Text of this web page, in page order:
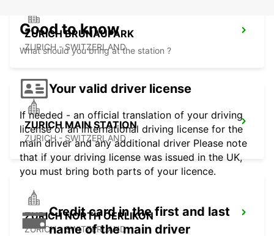
ZURICH BRUNAUPARK
ZURICH - SWITZERLAND
ZURICH MAIN STATION
ZURICH - SWITZERLAND
ZURICH NORTH OERLIKON
ZURICH - SWITZERLAND
Good to know
What should you bring at the station ?
Your valid driver license
If needed - an official translation of your driving
license or an international driving license for the
main driver and any additional driver Please note
that if your driving license was issued in the UK,
you must bring both parts of your licence.
Credit card in the first and last
name of the main driver